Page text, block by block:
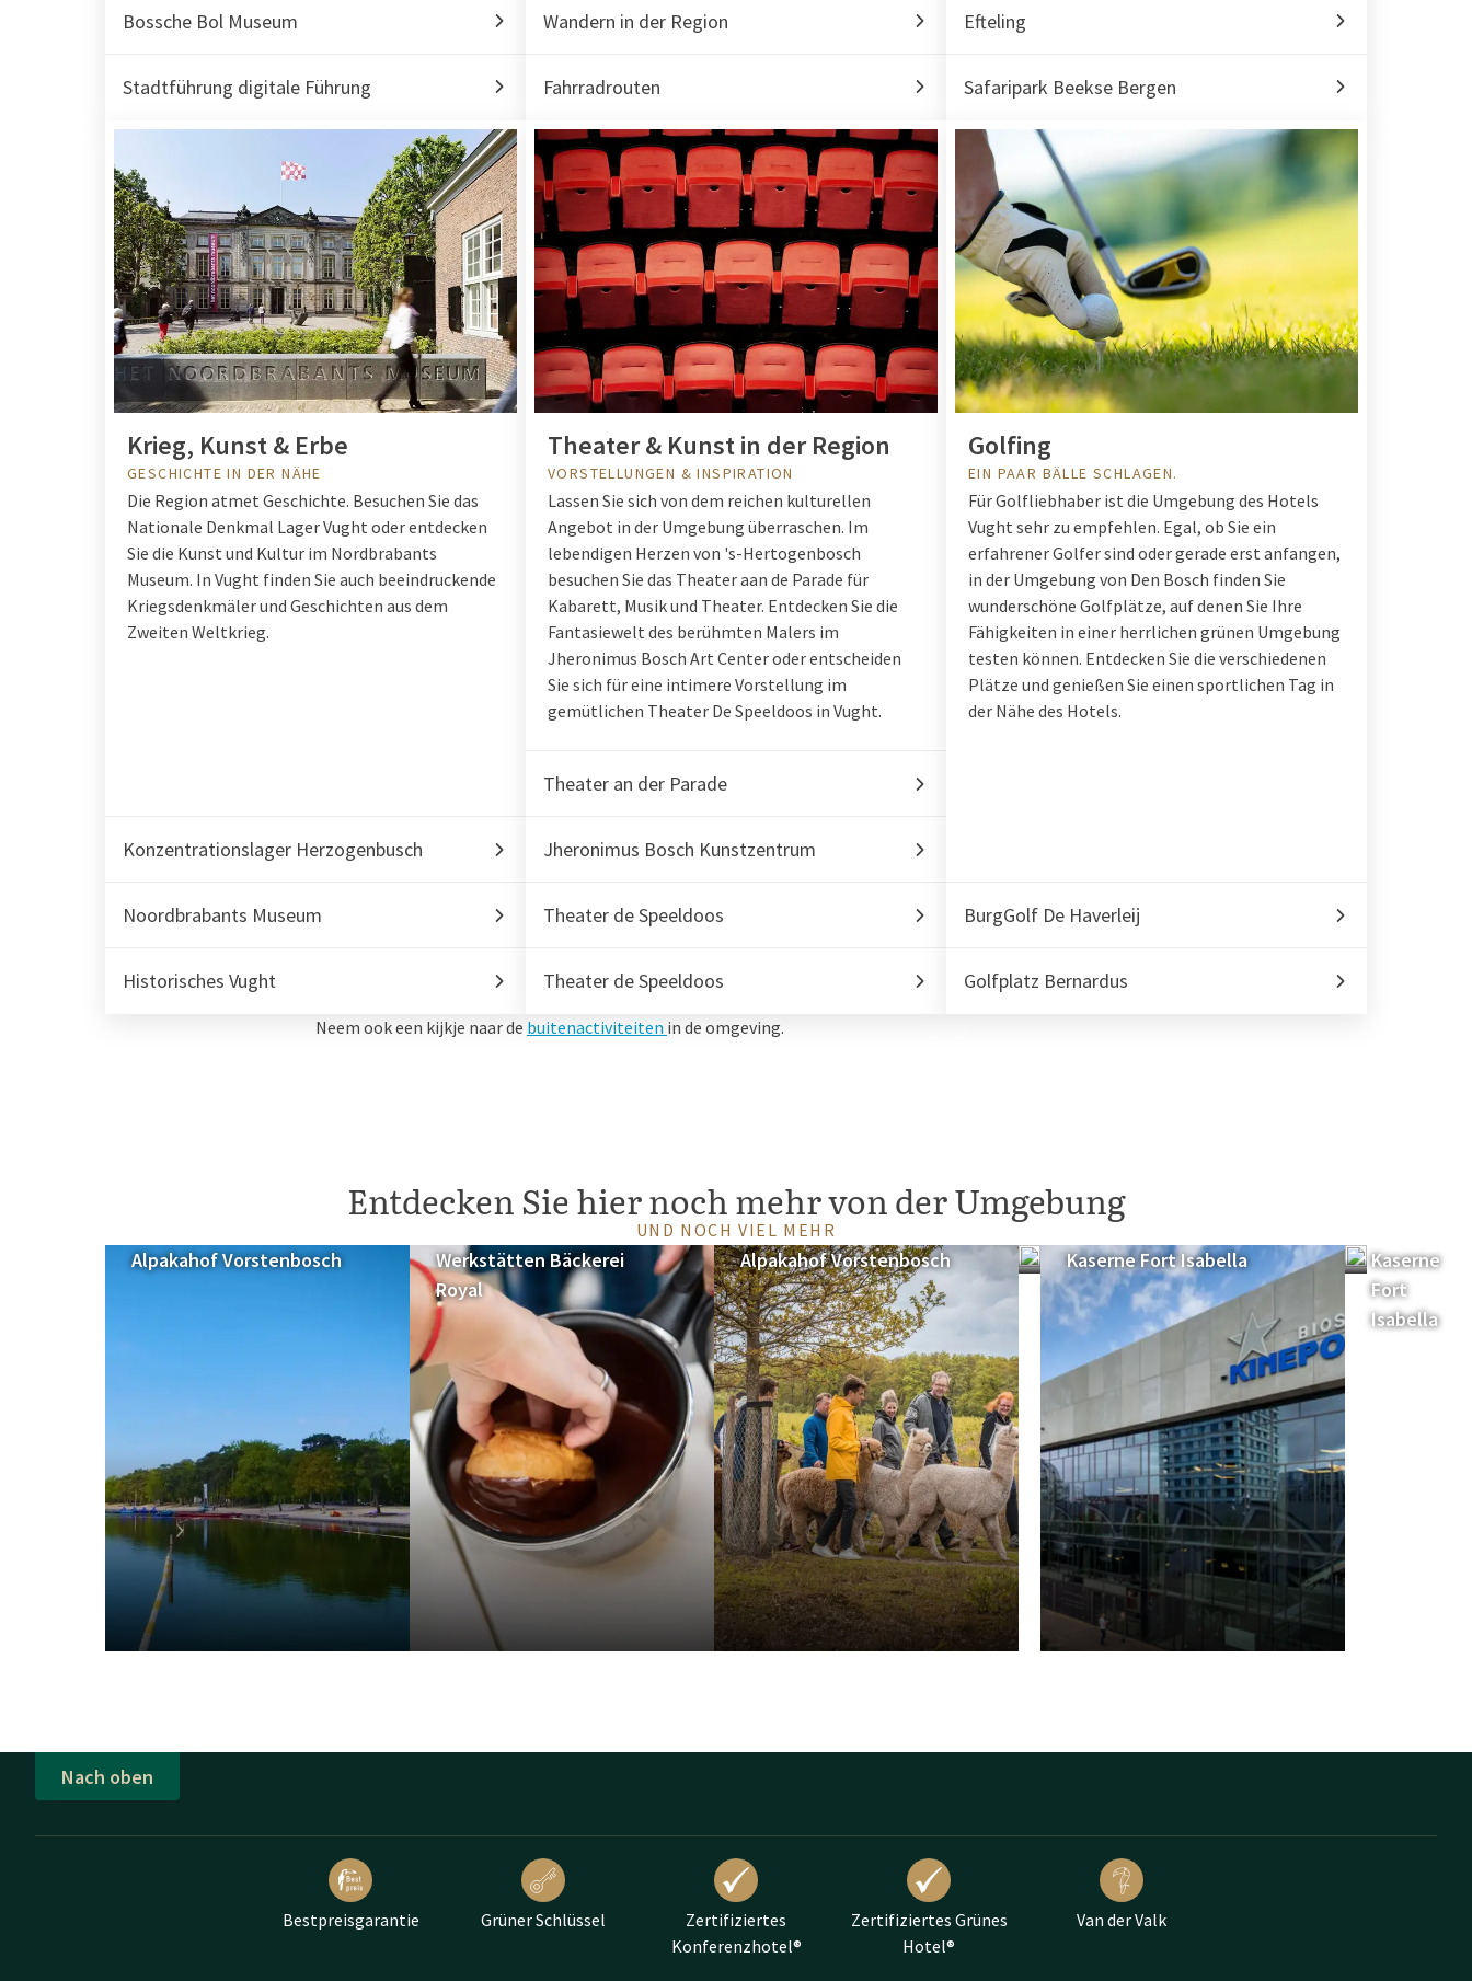
Bossche Bol Museum
Stadtführung digitale Führung
Wandern in der Region
Fahrradrouten
Efteling
Safaripark Beekse Bergen
Krieg, Kunst & Erbe
GESCHICHTE IN DER NÄHE
Die Region atmet Geschichte. Besuchen Sie das
Nationale Denkmal Lager Vught oder entdecken
Sie die Kunst und Kultur im Nordbrabants
Museum. In Vught finden Sie auch beeindruckende
Kriegsdenkmäler und Geschichten aus dem
Zweiten Weltkrieg.
Konzentrationslager Herzogenbusch
Noordbrabants Museum
Historisches Vught
Theater & Kunst in der Region
VORSTELLUNGEN & INSPIRATION
Lassen Sie sich von dem reichen kulturellen
Angebot in der Umgebung überraschen. Im
lebendigen Herzen von 's-Hertogenbosch
besuchen Sie das Theater aan de Parade für
Kabarett, Musik und Theater. Entdecken Sie die
Fantasiewelt des berühmten Malers im
Jheronimus Bosch Art Center oder entscheiden
Sie sich für eine intimere Vorstellung im
gemütlichen Theater De Speeldoos in Vught.
Theater an der Parade
Jheronimus Bosch Kunstzentrum
Theater de Speeldoos
Theater de Speeldoos
Golfing
EIN PAAR BÄLLE SCHLAGEN.
Für Golfliebhaber ist die Umgebung des Hotels
Vught sehr zu empfehlen. Egal, ob Sie ein
erfahrener Golfer sind oder gerade erst anfangen,
in der Umgebung von Den Bosch finden Sie
wunderschöne Golfplätze, auf denen Sie Ihre
Fähigkeiten in einer herrlichen grünen Umgebung
testen können. Entdecken Sie die verschiedenen
Plätze und genießen Sie einen sportlichen Tag in
der Nähe des Hotels.
BurgGolf De Haverleij
Golfplatz Bernardus
Neem ook een kijkje naar de buitenactiviteiten in de omgeving.
Entdecken Sie hier noch mehr von der Umgebung
UND NOCH VIEL MEHR
Alpakahof Vorstenbosch
Werkstätten Bäckerei
Royal
Alpakahof Vorstenbosch
Kaserne
Fort
Isabella
Kaserne Fort Isabella
Kaserne
Fort
Isabella
Nach oben
Bestpreisgarantie Grüner Schlüssel
Zertifiziertes
Konferenzhotel®
Zertifiziertes Grünes
Hotel®
Van der Valk